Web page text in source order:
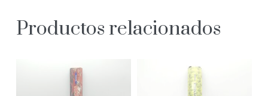
Productos relacionados